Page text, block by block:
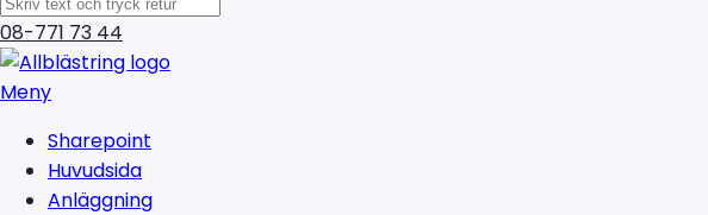
08-771 73 44
Meny
Sharepoint
Huvudsida
Anläggning